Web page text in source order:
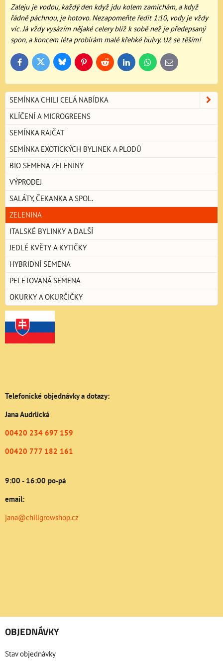
Zaleju je vodou, každý den když jdu kolem zamíchám, a když
řádně páchnou, je hotovo. Nezapomeňte ředit 1:10, vody je vždy
víc. Já vždy vysázím nějaké celery blíž k sobě než je předepsaný
spon, a koncem léta probírám malé křehké bulvy. Už se těším!
FacebookTwitter BlueskyPinterestReddit LinkedInWhatsApp
E-
mail
SEMÍNKA CHILI CELÁ NABÍDKA
KLÍČENÍ A MICROGREENS
SEMÍNKA RAJČAT
SEMÍNKA EXOTICKÝCH BYLINEK A PLODŮ
BIO SEMENA ZELENINY
VÝPRODEJ
SALÁTY, ČEKANKA A SPOL.
ZELENINA
ITALSKÉ BYLINKY A DALŠÍ
JEDLÉ KVĚTY A KYTIČKY
HYBRIDNÍ SEMENA
PELETOVANÁ SEMENA
OKURKY A OKURČIČKY
Telefonické objednávky a dotazy:
Jana Audrlická
00420 234 697 159
00420 777 182 161
9:00 - 16:00 po-pá
email:
jana@chiligrowshop.cz
OBJEDNÁVKY
Stav objednávky